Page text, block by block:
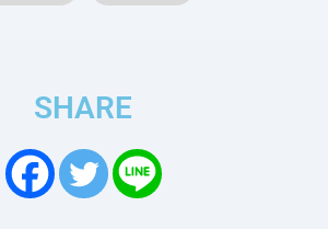
SHARE